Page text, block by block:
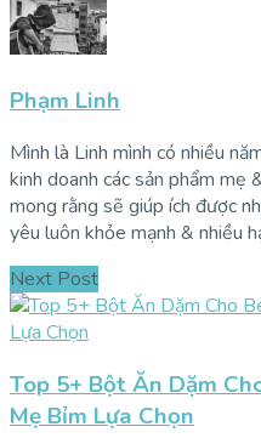
Phạm Linh
Mình là Linh mình có nhiều
kinh doanh các sản phẩm mẹ
mong rằng sẽ giúp ích được
yêu luôn khỏe mạnh & nhiều
Next Post
Top 5+ Bột Ăn Dặm
Mẹ Bỉm Lựa Chọn